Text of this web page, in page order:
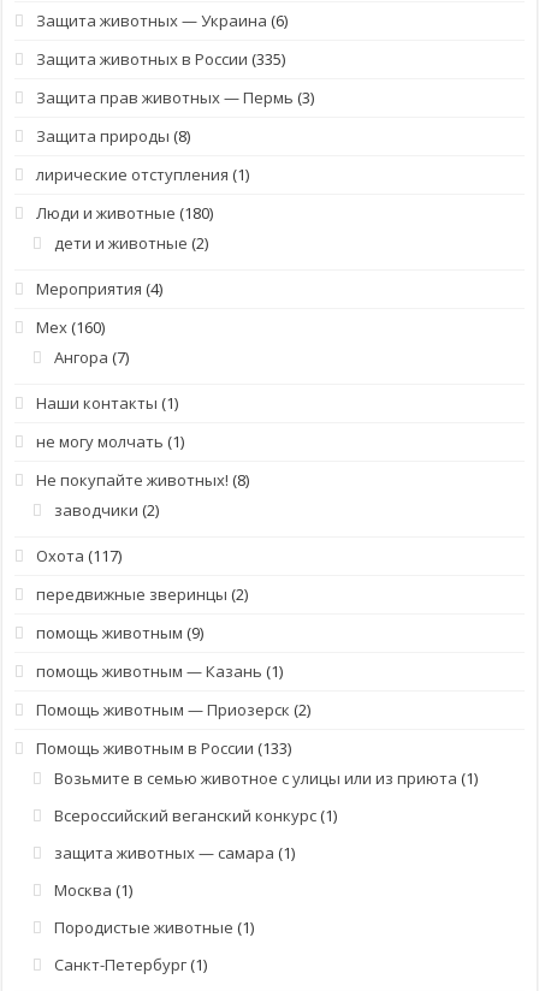
Защита животных — Украина (6)
Защита животных в России (335)
Защита прав животных — Пермь (3)
Защита природы (8)
лирические отступления (1)
Люди и животные (180)
дети и животные (2)
Мероприятия (4)
Мех(160)
Ангора (7)
Наши контакты (1)
не могу молчать (1)
Не покупайте животных! (8)
заводчики (2)
Охота (117)
передвижные зверинцы (2)
помощь животным (9)
помощь животным — Казань (1)
Помощь животным — Приозерск (2)
Помощь животным в России (133)
Возьмите в семью животное с улицы или из приюта (1)
Всероссийский веганский конкурс(1)
защита животных — самара (1)
Москва (1)
Породистые животные (1)
Санкт-Петербург(1)